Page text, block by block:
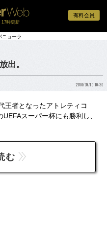
有料会員
17時更新
ニョーラ
出。
2010/09/10 10:30
王者となったアトレティコ
スーパー杯にも勝利し、
む